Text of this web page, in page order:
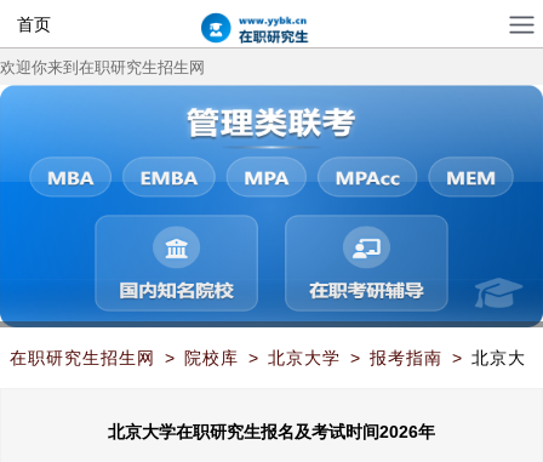
首页
欢迎你来到在职研究生招生网
在职研究生招生网 > 院校库 > 北京大学 > 报考指南 > 北京大
学在职研究生报名及考试时间2026年
北京大学在职研究生报名及考试时间2026年